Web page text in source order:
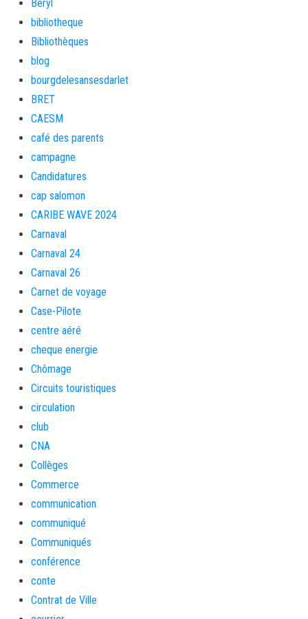
Beryl
bibliotheque
Bibliothèques
blog
bourgdelesansesdarlet
BRET
CAESM
café des parents
campagne
Candidatures
cap salomon
CARIBE WAVE 2024
Carnaval
Carnaval 24
Carnaval 26
Carnet de voyage
Case-Pilote
centre aéré
cheque energie
Chômage
Circuits touristiques
circulation
club
CNA
Collèges
Commerce
communication
communiqué
Communiqués
conférence
conte
Contrat de Ville